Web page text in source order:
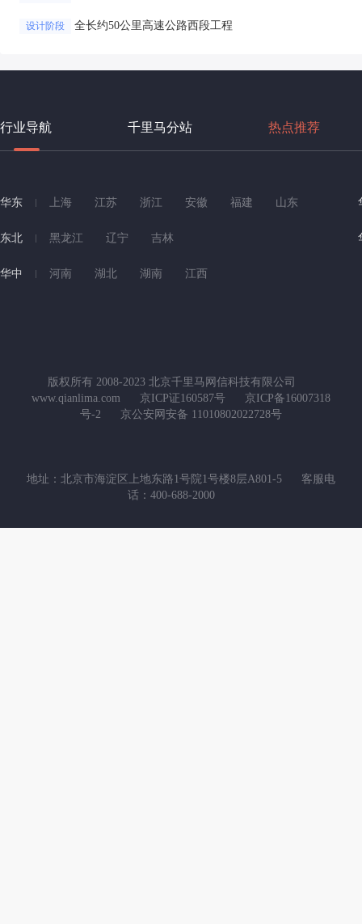
设计阶段 全长约50公里高速公路西段工程
行业导航 千里马分站 热点推荐
华东 上海 江苏 浙江 安徽 福建 山东
东北 黑龙江 辽宁 吉林
华中 河南 湖北 湖南 江西
版权所有 2008-2023 北京千里马网信科技有限公司
www.qianlima.com
京ICP证160587号
京ICP备16007318
号-2
京公安网安备 11010802022728号
地址：北京市海淀区上地东路1号院1号楼8层A801-5
客服电
话：400-688-2000